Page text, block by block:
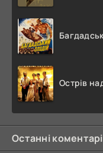
Острів
Останні коментарі